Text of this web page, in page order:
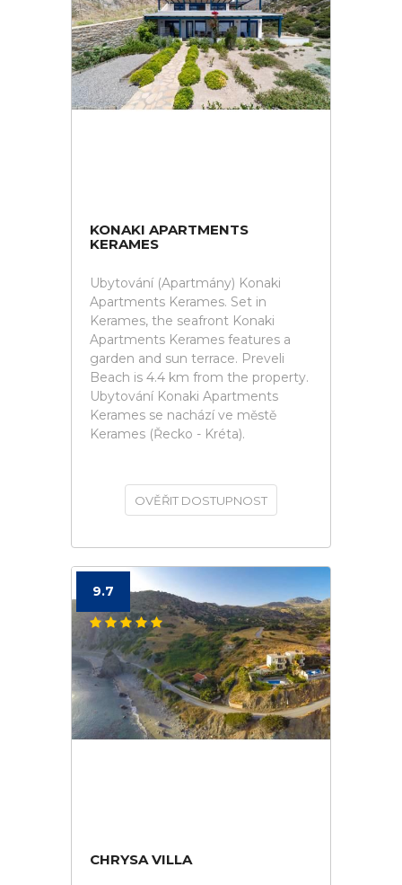
KONAKI APARTMENTS
KERAMES
Ubytování (Apartmány) Konaki
Apartments Kerames. Set in
Kerames, the seafront Konaki
Apartments Kerames features a
garden and sun terrace. Preveli
Beach is 4.4 km from the property.
Ubytování Konaki Apartments
Kerames se nachází ve městě
Kerames (Řecko - Kréta).
OVĚŘIT DOSTUPNOST
9.7
CHRYSA VILLA